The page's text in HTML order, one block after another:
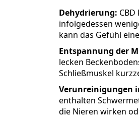
Dehydrierung:
infolgedessen
kann das Gefühl
Entspannung der
lecken
Schließmuskel
Verunreinigungen
enthalten
die Nieren wirken